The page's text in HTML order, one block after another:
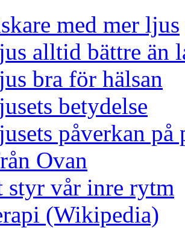
med mer ljus
alltid bättre än
bra för hälsan
betydelse
påverkan på
Ovan
styr vår inre rytm
(Wikipedia)